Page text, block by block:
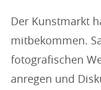
Der Kunstmarkt
mitbekommen.
fotografischen
anregen und